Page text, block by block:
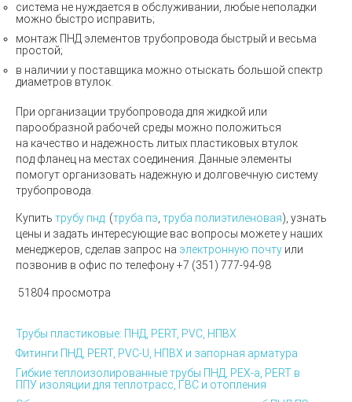
система не нуждается в обслуживании, любые неполадки
можно быстро исправить;
монтаж ПНД элементов трубопровода быстрый и весьма
простой;
в наличии у поставщика можно отыскать большой спектр
диаметров втулок.
При организации трубопровода для жидкой или
парообразной рабочей среды можно положиться
на качество и надежность литых пластиковых втулок
под фланец на местах соединения. Данные элементы
помогут организовать надежную и долговечную систему
трубопровода.
Купить трубу пнд (труба пэ труба полиэтиленовая), узнать
цены и задать интересующие вас вопросы можете у наших
менеджеров, сделав запрос на электронную почту или
позвонив в офис по телефону+7 (351) 777-94-98
51804 просмотра
Трубы пластиковые: ПНД, PERT, PVC, НПВХ
Фитинги ПНД, PERT, PVC-U, НПВХ и запорная арматура
Гибкие теплоизолированные трубы ПНД, PEX-а, PERT в
ППУ изоляции для теплотрасс, ГВС и отопления